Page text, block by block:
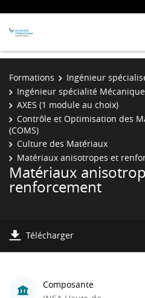
Formations
Ingénieur
Ingénieur spécialité
AXES (1 module au choix)
Contrôle et Optimisation des
(COMS)
Culture des Matériaux
Matériaux anisotropes et
Matériaux
renforcement
Télécharger
Composante